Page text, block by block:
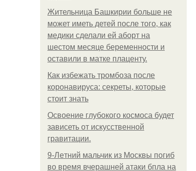
Жительница Башкирии больше не
может иметь детей после того, как
медики сделали ей аборт на
шестом месяце беременности и
оставили в матке плаценту.
Как избежать тромбоза после
коронавируса: секреты, которые
стоит знать
Освоение глубокого космоса будет
зависеть от искусственной
гравитации.
9-Лeтний мaльчик из Москвы погиб
во время вчерашней атаки бпла на